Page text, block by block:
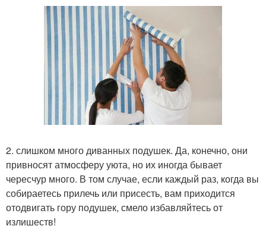
2. слишком много диванных подушек. Да, конечно, они
привносят атмосферу уюта, но их иногда бывает
чересчур много. В том случае, если каждый раз, когда вы
собираетесь прилечь или присесть, вам приходится
отодвигать гору подушек, смело избавляйтесь от
излишеств!